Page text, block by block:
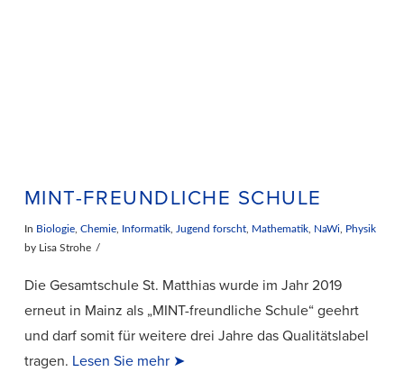
MINT-FREUNDLICHE SCHULE
In Biologie, Chemie, Informatik, Jugend forscht, Mathematik, NaWi, Physik
by Lisa Strohe
Die Gesamtschule St. Matthias wurde im Jahr 2019
erneut in Mainz als „MINT-freundliche Schule“ geehrt
und darf somit für weitere drei Jahre das Qualitätslabel
tragen. Lesen Sie mehr ➤